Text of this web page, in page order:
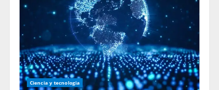
Ciencia y tecnologia